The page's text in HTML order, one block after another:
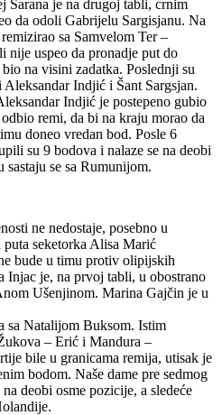
Sarana je na drugoj tabli, crnim
da odoli Gabrijelu Sargisjanu. Na
sa Samvelom Ter –
nije uspeo da pronadje put do
na visini zadatka. Poslednji su
Indjić i Šant Sargsjan.
Indjić je postepeno gubio
remi, da bi na kraju morao da
doneo vredan bod. Posle 6
su 9 bodova i nalaze se na deobi
se sa Rumunijom.
ne nedostaje, posebno u
seketorka Alisa Marić
bude u timu protiv olipijskih
Injac je, na prvoj tabli, u obostrano
Ušenjinom. Marina Gajčin je u
sa Natalijom Buksom. Istim
– Erić i Mandura –
bile u granicama remija, utisak je
bodom. Naše dame pre sedmog
deobi osme pozicije, a sledeće